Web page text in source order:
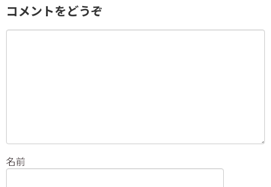
コメントをどうぞ
名前